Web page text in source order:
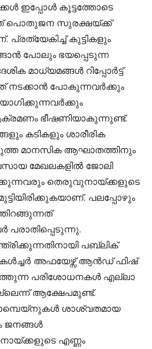
ഇപ്പോൾ കൂട്ടത്തോടെ
പൊതുജന സുരക്ഷയ്ക്ക്
പ്രത്യേകിച്ച് കുട്ടികളും
പോലും ഭയപ്പെടുന്ന
മാധ്യമങ്ങൾ റിപ്പോർട്ട്
നടക്കാൻ പോകുന്നവർക്കും
ഭീഷണിയാകുന്നുണ്ട്.
കടികളും ശാരീരിക
മാനസിക ആഘാതത്തിനും
മേഖലകളിൽ ജോലി
തെരുവുനായ്ക്കളുടെ
പലപ്പോഴും
പബ്ലിക്
അഫയേഴ്സ് ആൻഡ് ഫിഷ്
പരിശോധനകൾ എല്ലാ
ആക്ഷേപമുണ്ട്.
ശാശ്വതമായ
ജനങ്ങൾ
എണ്ണം